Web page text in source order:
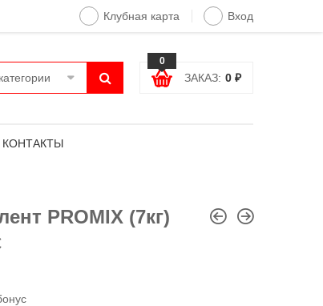
Клубная карта Вход
0
ЗАКАЗ: 0 ₽
КОНТАКТЫ
PROMIX (7кг)